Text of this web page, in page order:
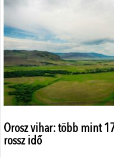
Orosz vihar: több mint
rossz idő
Szerzői jogok
Impresszum
Médiaajánlat
Központi elérhetőségek